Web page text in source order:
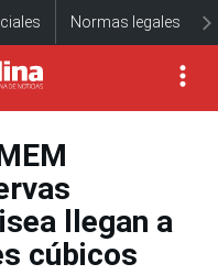
Normas legales
llegan a
cúbicos